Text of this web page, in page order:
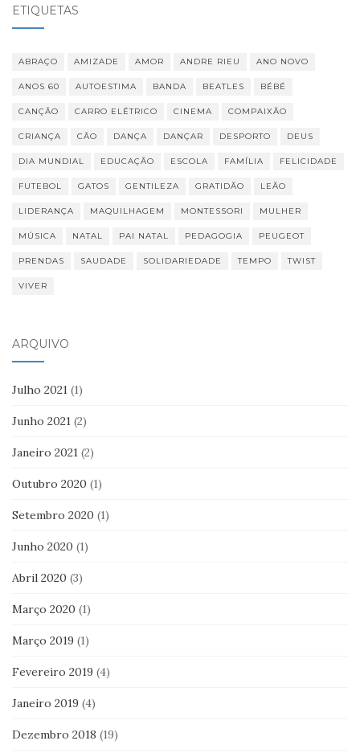
ETIQUETAS
ABRAÇO AMIZADE AMOR ANDRE RIEU ANO NOVO
ANOS 60 AUTOESTIMA BANDA BEATLES BÉBÉ
CANÇÃO CARRO ELÉTRICO CINEMA COMPAIXÃO
CRIANÇA CÃO DANÇA DANÇAR DESPORTO DEUS
DIA MUNDIAL EDUCAÇÃO ESCOLA FAMÍLIA FELICIDADE
FUTEBOL GATOS GENTILEZA GRATIDÃO LEÃO
LIDERANÇA MAQUILHAGEM MONTESSORI MULHER
MÚSICA NATAL PAI NATAL PEDAGOGIA PEUGEOT
PRENDAS SAUDADE SOLIDARIEDADE TEMPO TWIST
VIVER
ARQUIVO
Julho 2021 (1)
Junho 2021 (2)
Janeiro 2021 (2)
Outubro 2020 (1)
Setembro 2020 (1)
Junho 2020 (1)
Abril 2020 (3)
Março 2020 (1)
Março 2019 (1)
Fevereiro 2019 (4)
Janeiro 2019 (4)
Dezembro 2018 (19)